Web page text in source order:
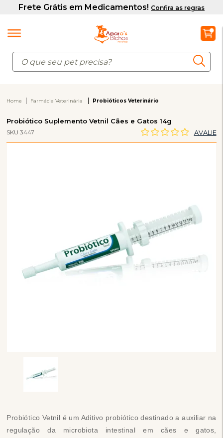
Home Farmácia Veterinária Probióticos Veterinário
Probiótico Suplemento Vetnil Cães e Gatos 14g
SKU 3447 AVALIE
Probiótico Vetnil é um Aditivo probiótico destinado a auxiliar na
regulação da microbiota intestinal em cães e gatos,